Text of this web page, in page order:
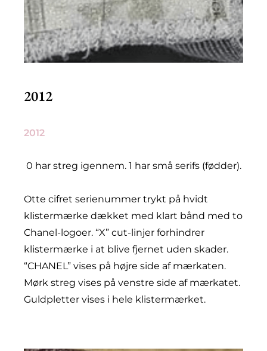
2012
2012
0 har streg igennem. 1 har små serifs (fødder).
Otte cifret serienummer trykt på hvidt
klistermærke dækket med klart bånd med to
Chanel-logoer. “X” cut-linjer forhindrer
klistermærke i at blive fjernet uden skader.
“CHANEL” vises på højre side af mærkaten.
Mørk streg vises på venstre side af mærkatet.
Guldpletter vises i hele klistermærket.